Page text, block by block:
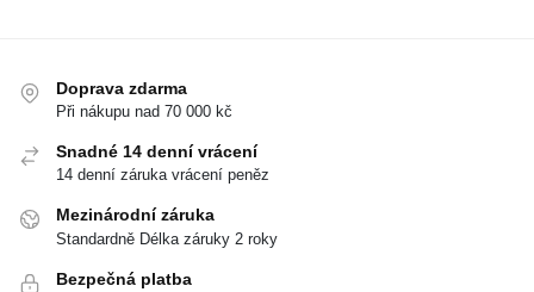
Doprava zdarma
Při nákupu nad 70 000 kč
Snadné 14 denní vrácení
14 denní záruka vrácení peněz
Mezinárodní záruka
Standardně Délka záruky 2 roky
Bezpečná platba